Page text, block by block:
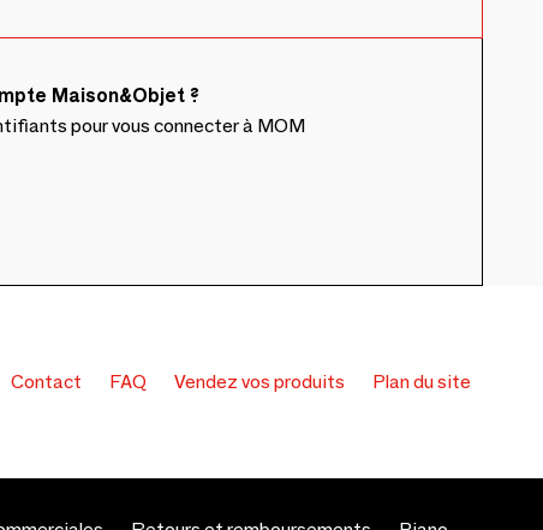
Maison&Objet ?
pour vous connecter à MOM
Contact FAQ Vendez vos produits Plan du site